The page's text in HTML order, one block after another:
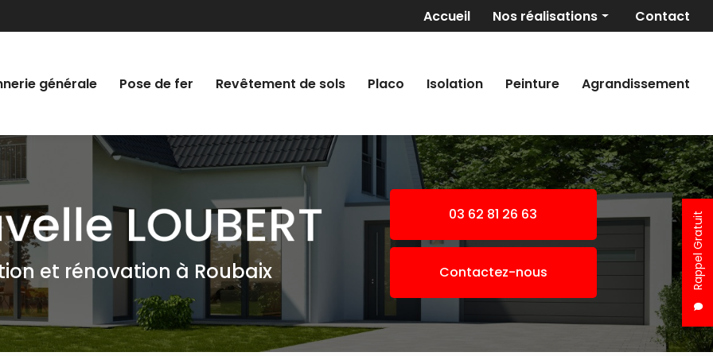
Navigation secondaire
Accueil Nos réalisations
Revêtement de sols
Peinture
Pose de fer
Agrandissement
Contact
Rappel Gratuit
générale Pose de fer Revêtement de sols Placo Isolation Peinture Agrandissement
et rénovation à Roubaix
03 62 81 26 63
Contactez-nous